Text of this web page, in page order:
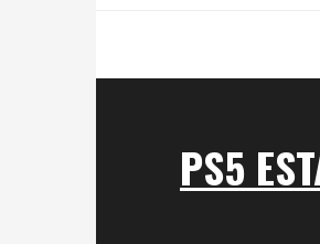
PS5